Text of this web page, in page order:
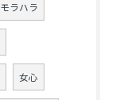
モラハラ
女心